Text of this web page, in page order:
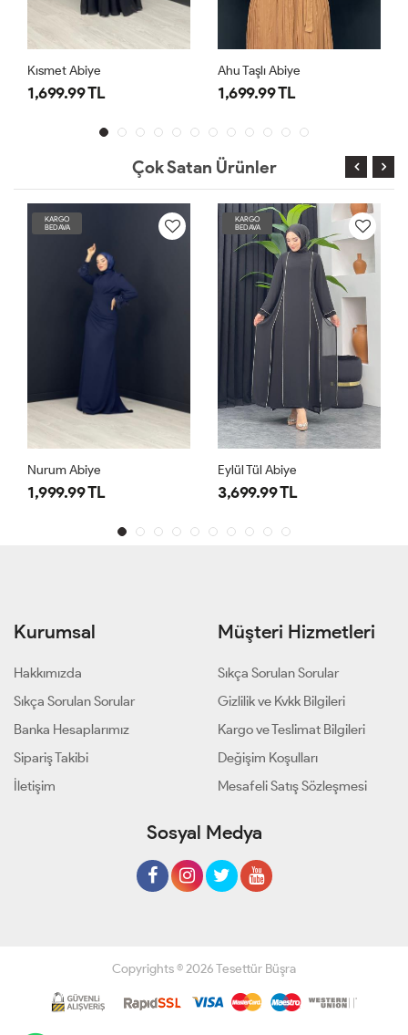
Kısmet Abiye
1,699.99 TL
Ahu Taşlı Abiye
1,699.99 TL
Çok Satan Ürünler
KARGO
BEDAVA
Nurum Abiye
1,999.99 TL
KARGO
BEDAVA
Eylül Tül Abiye
3,699.99 TL
Kurumsal
Hakkımızda
Sıkça Sorulan Sorular
Banka Hesaplarımız
Sipariş Takibi
İletişim
Müşteri Hizmetleri
Sıkça Sorulan Sorular
Gizlilik ve Kvkk Bilgileri
Kargo ve Teslimat Bilgileri
Değişim Koşulları
Mesafeli Satış Sözleşmesi
Sosyal Medya
Copyrights © 2026 Tesettür Büşra